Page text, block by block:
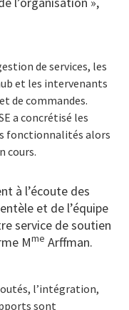
de services, les
et les intervenants
de commandes.
a concrétisé les
fonctionnalités alors
cours.
à l’écoute des
et de l’équipe
service de soutien
Mme Arffman.
l’intégration,
sont